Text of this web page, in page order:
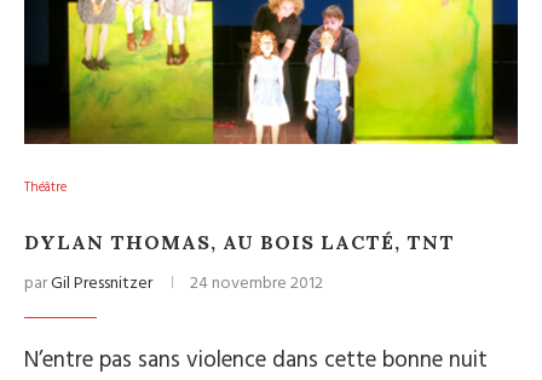
Théâtre
DYLAN THOMAS, AU BOIS LACTÉ, TNT
parGil Pressnitzer 24 novembre 2012
N’entre pas sans violence dans cette bonne nuit